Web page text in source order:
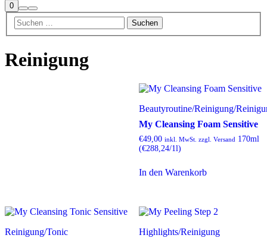
0Seitenleiste
ShopSuchen
Hauptmenü
Reinigung
Beautyroutine/Reinigung/
My Cleansing Foam Sensitive
€49,00 inkl. MwSt. zzgl. Versand 170ml
(€288,24/1l)
In den Warenkorb
Reinigung/Tonic
Highlights/Reinigung